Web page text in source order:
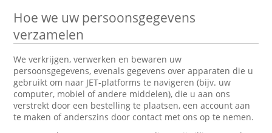
Hoe we uw persoonsgegevens
verzamelen
We verkrijgen, verwerken en bewaren uw
persoonsgegevens, evenals gegevens over apparaten die u
gebruikt om naar JET-platforms te navigeren (bijv. uw
computer, mobiel of andere middelen), die u aan ons
verstrekt door een bestelling te plaatsen, een account aan
te maken of anderszins door contact met ons op te nemen.